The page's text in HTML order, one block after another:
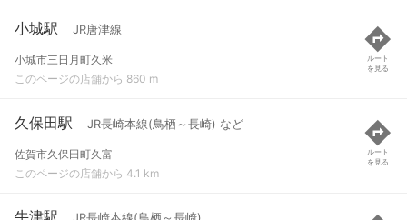
小城駅 JR唐津線
小城市三日月町久米
このページの店舗から 860 m
ルート
を見る
久保田駅 JR長崎本線(鳥栖～長崎) など
佐賀市久保田町久富
このページの店舗から 4.1 km
ルート
を見る
牛津駅